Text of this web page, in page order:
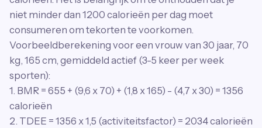
niet minder dan 1200 calorieën per dag moet
consumeren om tekorten te voorkomen.
Voorbeeldberekening voor een vrouw van 30 jaar, 70
kg, 165 cm, gemiddeld actief (3-5 keer per week
sporten):
1. BMR = 655 + (9,6 x 70) + (1,8 x 165) - (4,7 x 30) = 1356
calorieën
2. TDEE = 1356 x 1,5 (activiteitsfactor) = 2034 calorieën